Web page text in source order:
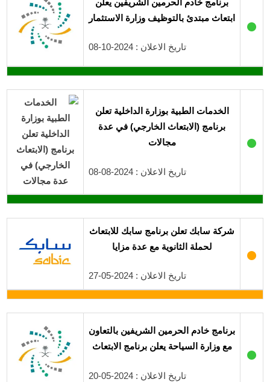
●
ابتعاث مبتدئ بالتوظيف وزارة الاستثمار
تاريخ الاعلان : 2024-10-08
●
الخدمات الطبية بوزارة الداخلية تعلن
برنامج (الابتعاث الخارجي) في عدة
مجالات
تاريخ الاعلان : 2024-08-08
●
شركة سابك تعلن برنامج سابك للابتعاث
لحملة الثانوية مع عدة مزايا
تاريخ الاعلان : 2024-05-27
●
برنامج خادم الحرمين الشريفين بالتعاون
مع وزارة السياحة يعلن برنامج الابتعاث
تاريخ الاعلان : 2024-05-20